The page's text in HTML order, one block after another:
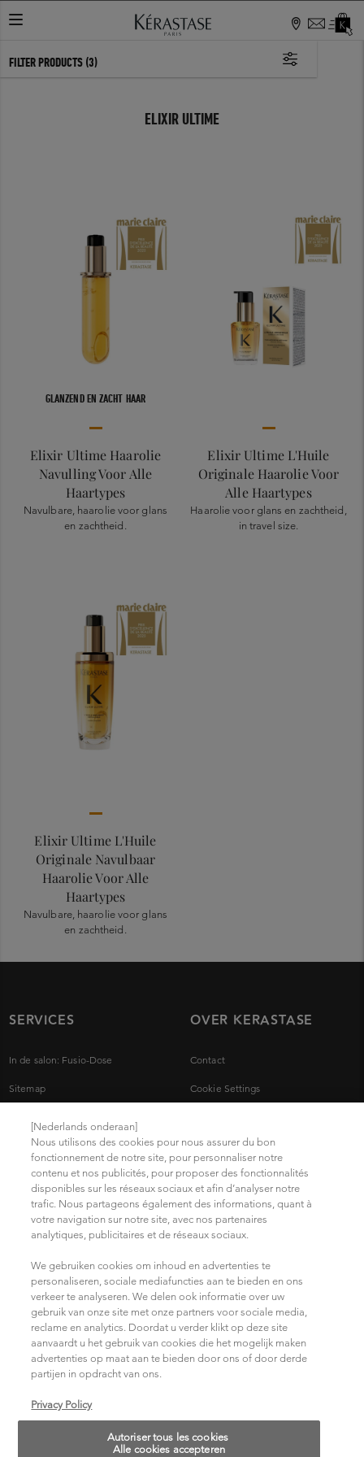
FILTER PRODUCTS (3)
ELIXIR ULTIME
GLANZEND EN ZACHT HAAR
Elixir Ultime Haarolie
Navulling Voor Alle
Haartypes
Navulbare, haarolie voor glans
en zachtheid.
Elixir Ultime L'Huile
Originale Haarolie Voor
Alle Haartypes
Haarolie voor glans en zachtheid,
in travel size.
Elixir Ultime L'Huile
Originale Navulbaar
Haarolie Voor Alle
Haartypes
Navulbare, haarolie voor glans
en zachtheid.
SERVICES
In de salon: Fusio-Dose
Sitemap
OVER KERASTASE
Contact
Cookie Settings
Privacybeleid
Zoek een Salon
Gebruikersvoorwaarden
VERBINDING MAKEN MET SOCIAL MEDIA
14, rue Royale 75008 PARIS
[Nederlands onderaan]
Nous utilisons des cookies pour nous assurer du bon
fonctionnement de notre site, pour personnaliser notre
contenu et nos publicités, pour proposer des fonctionnalités
disponibles sur les réseaux sociaux et afin d’analyser notre
trafic. Nous partageons également des informations, quant à
votre navigation sur notre site, avec nos partenaires
analytiques, publicitaires et de réseaux sociaux.
We gebruiken cookies om inhoud en advertenties te
personaliseren, sociale mediafuncties aan te bieden en ons
verkeer te analyseren. We delen ook informatie over uw
gebruik van onze site met onze partners voor sociale media,
reclame en analytics. Doordat u verder klikt op deze site
aanvaardt u het gebruik van cookies die het mogelijk maken
advertenties op maat aan te bieden door ons of door derde
partijen in opdracht van ons.
Privacy Policy
Autoriser tous les cookies
Alle cookies accepteren